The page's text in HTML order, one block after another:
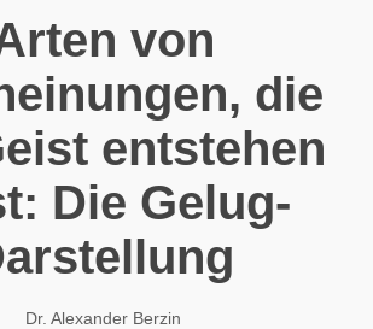
von
die
entstehen
Die Gelug-
Dr. Alexander Berzin